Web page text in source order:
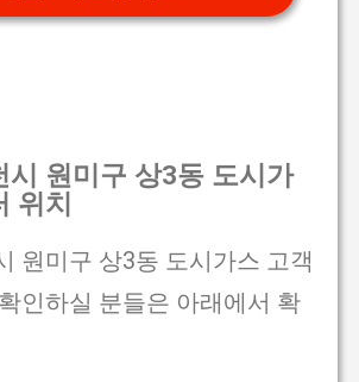
시 원미구 상3동 도시가
위치
원미구 상3동 도시가스 고객
인하실 분들은 아래에서 확